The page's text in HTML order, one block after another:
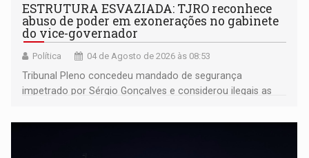
ESTRUTURA ESVAZIADA: TJRO reconhece
abuso de poder em exonerações no gabinete
do vice-governador
Política 04 de Agosto de 2026 às 08:53
Tribunal Pleno concedeu mandado de segurança
impetrado por Sérgio Gonçalves e considerou ilegais as